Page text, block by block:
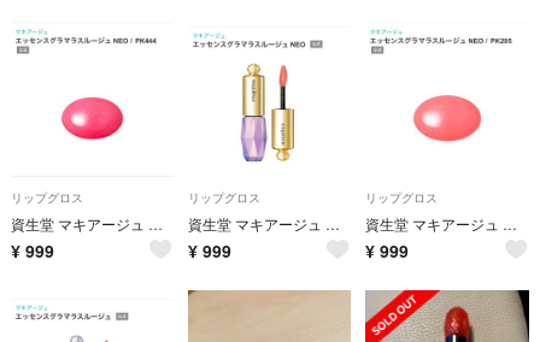
リップグロス
資生堂 マキアージュ エッセンスグラマラスルージュNEO PK444
¥ 999
リップグロス
資生堂 マキアージュ エッセンスグラマラスルージュNEO PK323
¥ 999
リップグロス
資生堂 マキアージュ エッセンスグラマラスルージュNEO PK205
¥ 999